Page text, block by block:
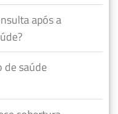
após a
de saúde